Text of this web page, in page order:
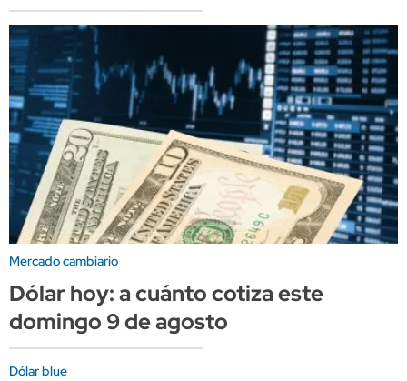
Mercado cambiario
Dólar hoy: a cuánto cotiza este
domingo 9 de agosto
Dólar blue